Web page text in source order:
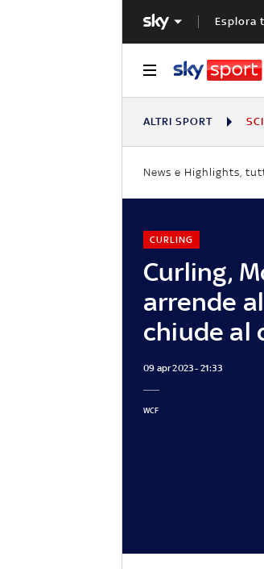
Esplora
ALTRI SPORT SCI
News e Highlights,
Curling,
arrende
chiude al
CURLING
09 apr 2023 - 21:33
WCF